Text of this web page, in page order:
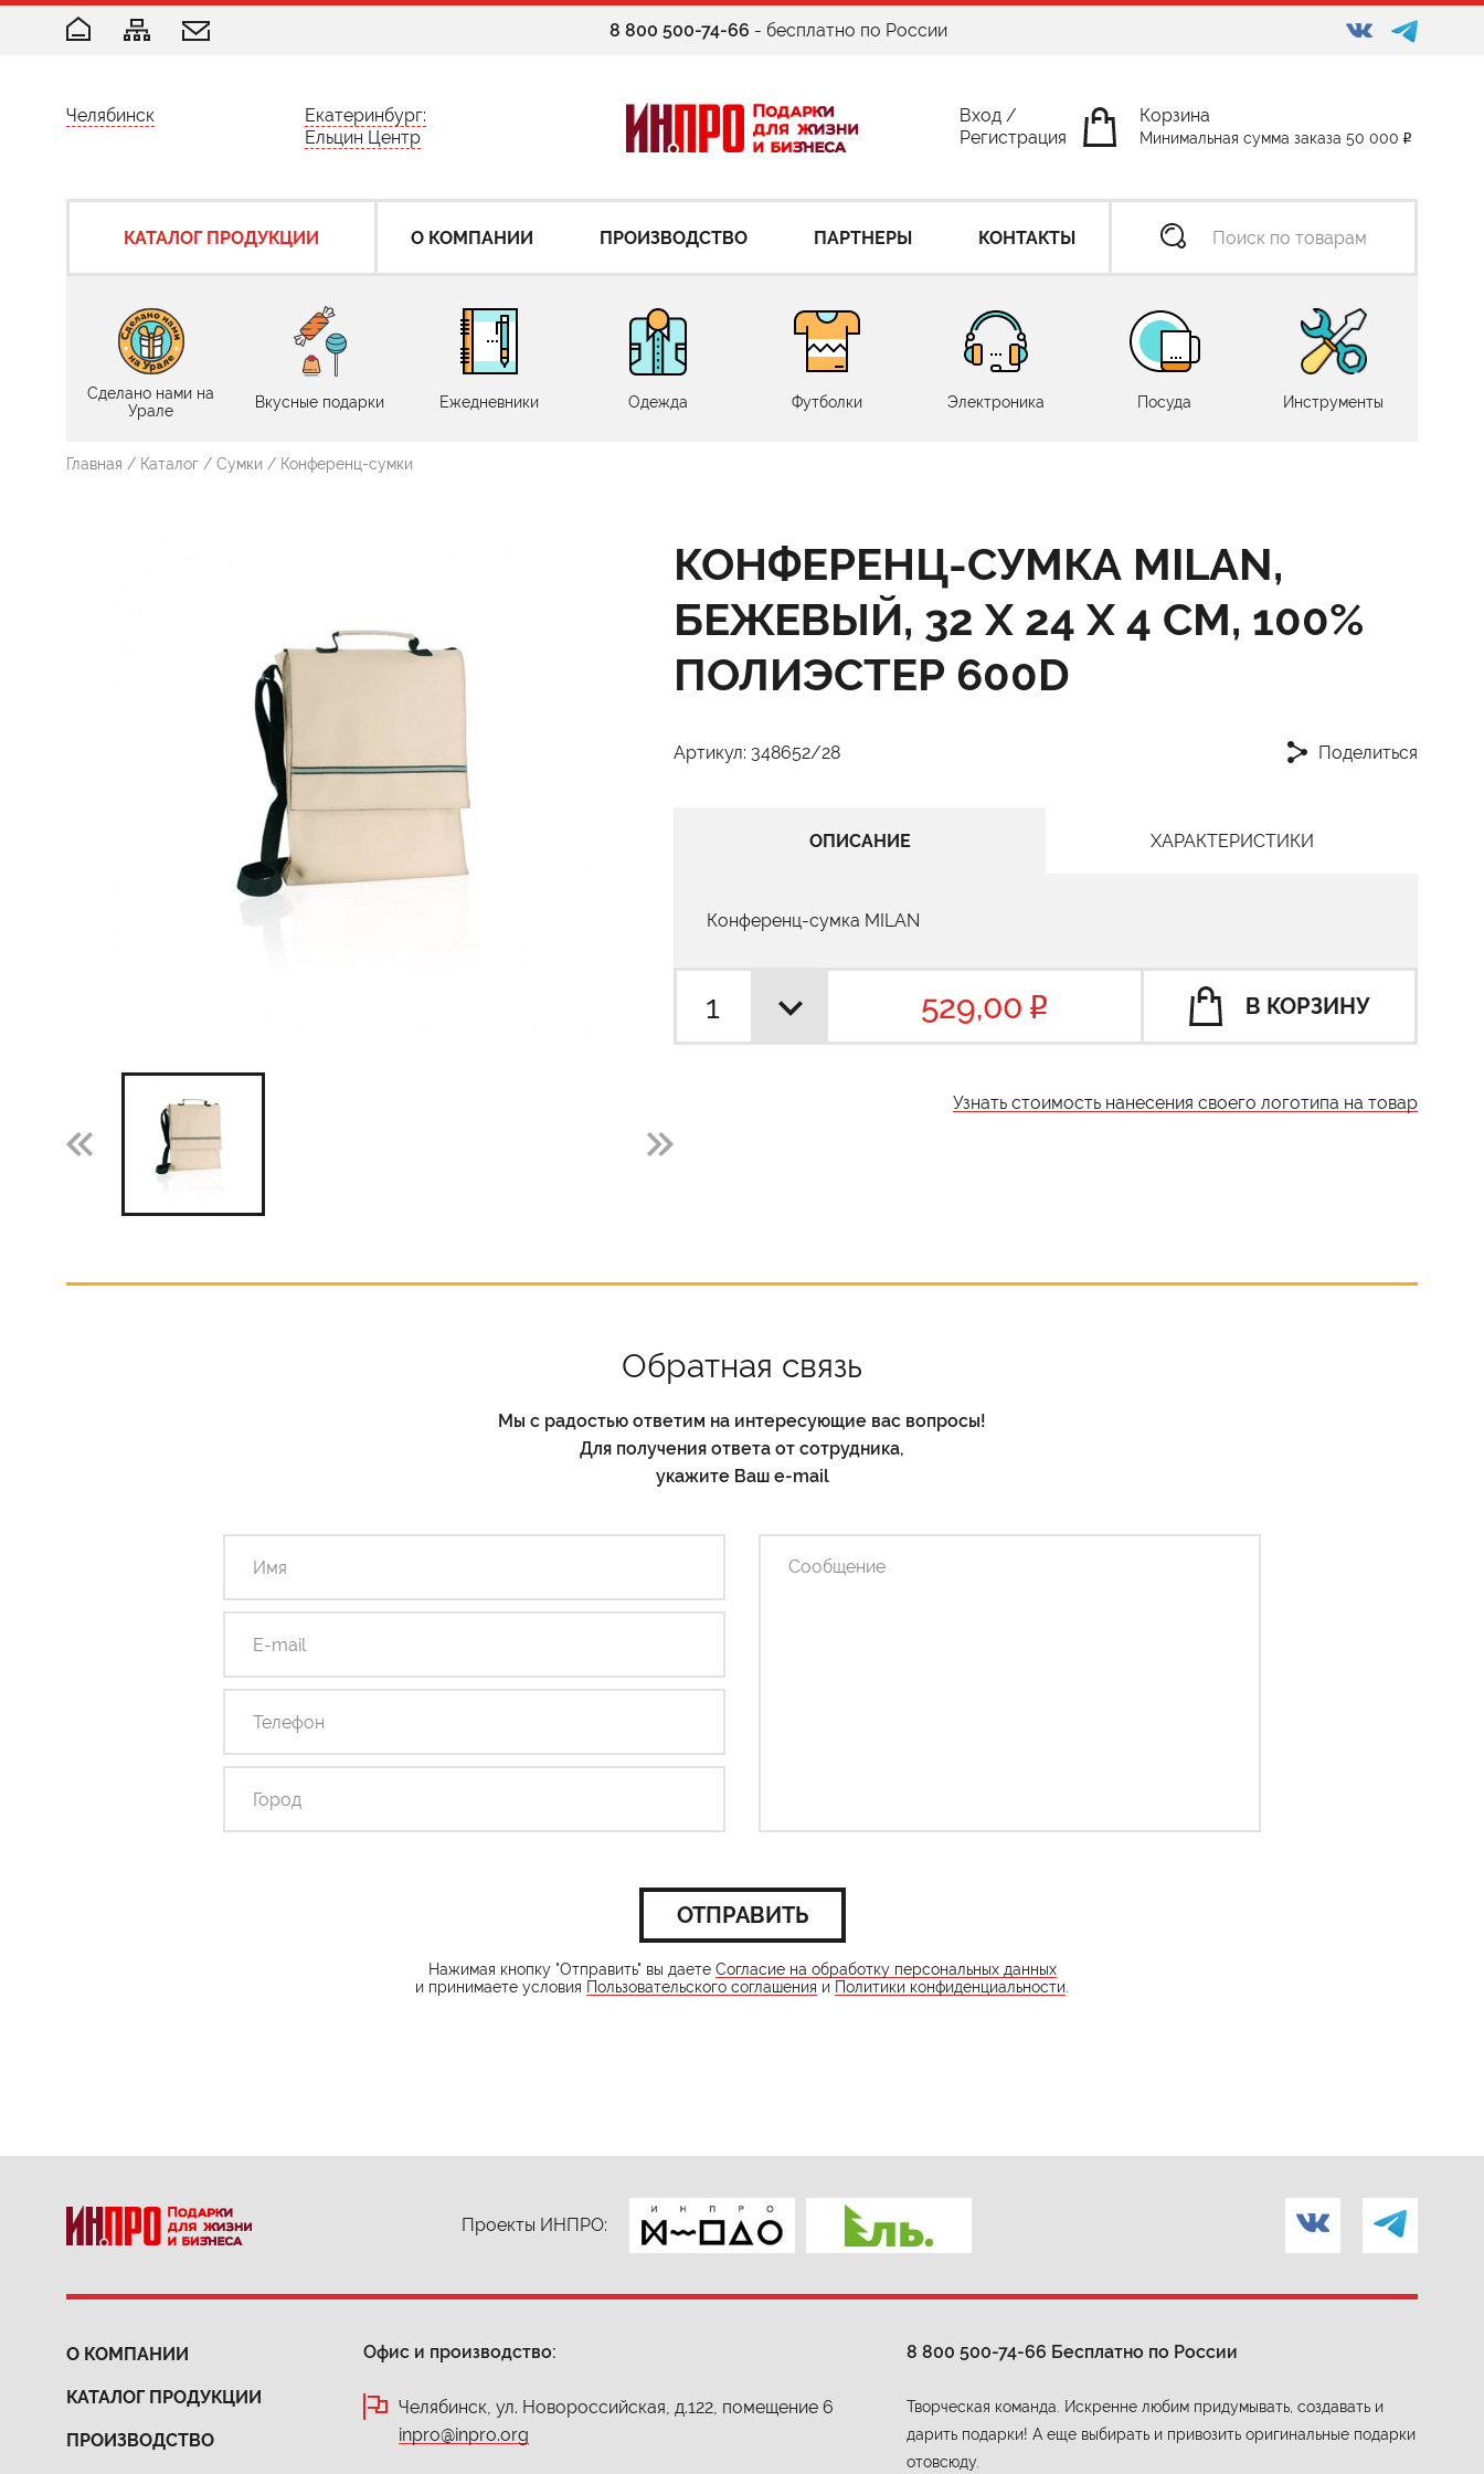
8 800 500-74-66 - бесплатно по России
Челябинск
Екатеринбург:
Ельцин Центр
Вход /
Регистрация
Корзина
Минимальная сумма заказа 50 000
КАТАЛОГ ПРОДУКЦИИ О КОМПАНИИ ПРОИЗВОДСТВО ПАРТНЕРЫ КОНТАКТЫ
Сделано нами на
Урале
Вкусные подарки Ежедневники Одежда Футболки Электроника Посуда Инструменты
Главная / Каталог / Сумки / Конференц-сумки
КОНФЕРЕНЦ-СУМКА MILAN,
БЕЖЕВЫЙ, 32 Х 24 X 4 СМ, 100%
ПОЛИЭСТЕР 600D
Артикул: 348652/28 Поделиться
ОПИСАНИЕ ХАРАКТЕРИСТИКИ
Конференц-сумка MILAN
529,00 В КОРЗИНУ
Узнать стоимость нанесения своего логотипа на товар
Обратная связь
Мы с радостью ответим на интересующие вас вопросы!
Для получения ответа от сотрудника,
укажите Ваш e-mail
ОТПРАВИТЬ
Нажимая кнопку "Отправить" вы даете Согласие на обработку персональных данных
и принимаете условия Пользовательского соглашения и Политики конфиденциальности
Проекты ИНПРО:
О КОМПАНИИ
КАТАЛОГ ПРОДУКЦИИ
ПРОИЗВОДСТВО
Офис и производство:
Челябинск, ул. Новороссийская, д.122, помещение 6
inpro@inpro.org
8 800 500-74-66 Бесплатно по России
Творческая команда. Искренне любим придумывать, создавать и
дарить подарки! А еще выбирать и привозить оригинальные подарки
отовсюду.